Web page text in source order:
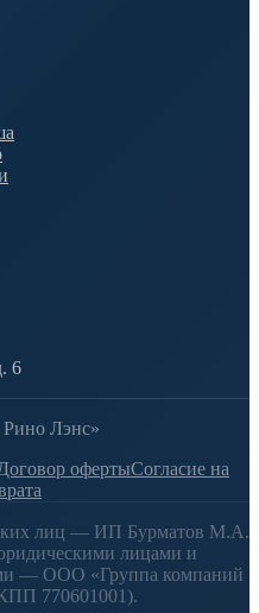
6
Лэнс»
Договор офертыСогласие на
лиц — ИП Бурматов М.А.
лицами и
— ООО «Группа компаний
770601001).